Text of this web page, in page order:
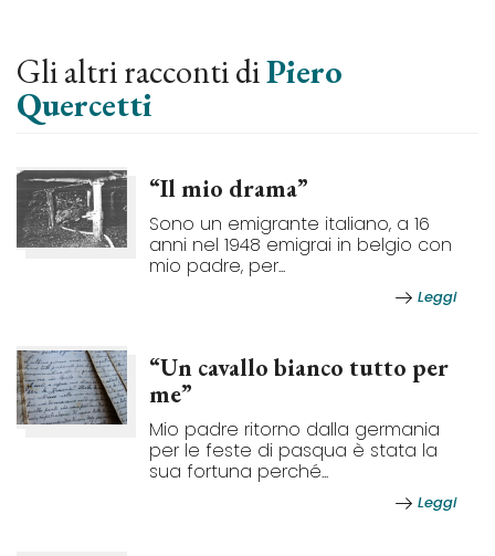
Gli altri racconti diPiero
Quercetti
“Il mio drama”
Sono un emigrante italiano, a 16
anni nel 1948 emigrai in belgio con
mio padre, per...
Leggi
“Un cavallo bianco tutto per
me”
Mio padre ritorno dalla germania
per le feste di pasqua è stata la
sua fortuna perché...
Leggi